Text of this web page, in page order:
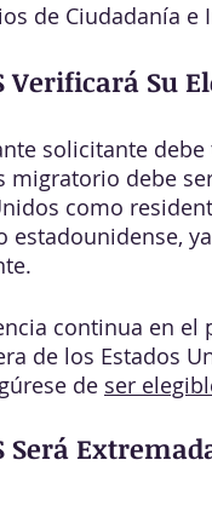
de Ciudadanía e
Verificará Su
solicitante
migratorio debe
como
estadounidense,
continua en el
de los Estados
de ser
Será